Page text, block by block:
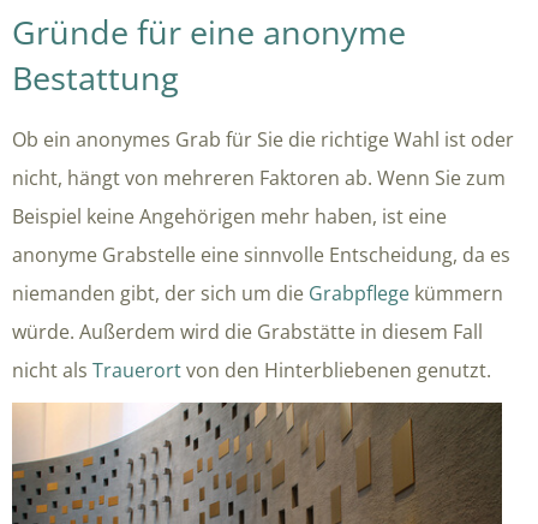
Gründe für eine anonyme
Bestattung
Ob ein anonymes Grab für Sie die richtige Wahl ist oder
nicht, hängt von mehreren Faktoren ab. Wenn Sie zum
Beispiel keine Angehörigen mehr haben, ist eine
anonyme Grabstelle eine sinnvolle Entscheidung, da es
niemanden gibt, der sich um die Grabpflege kümmern
würde. Außerdem wird die Grabstätte in diesem Fall
nicht als Trauerortvon den Hinterbliebenen genutzt.